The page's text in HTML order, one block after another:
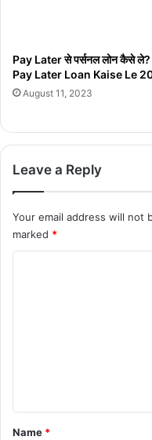
Pay Later से पर्सनल लोन कैसे ले?
Pay Later Loan Kaise Le
August 11, 2023
Leave a Reply
Your email address will not
marked *
*
Name *